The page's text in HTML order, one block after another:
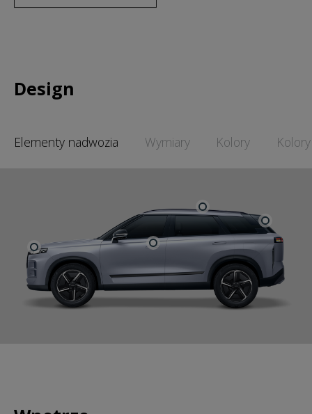
Design
Elementy nadwozia Wymiary Kolory